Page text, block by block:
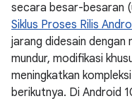
secara besar-besaran
Siklus Proses Rilis
jarang didesain
mundur, modifikasi
meningkatkan
berikutnya. Di Android